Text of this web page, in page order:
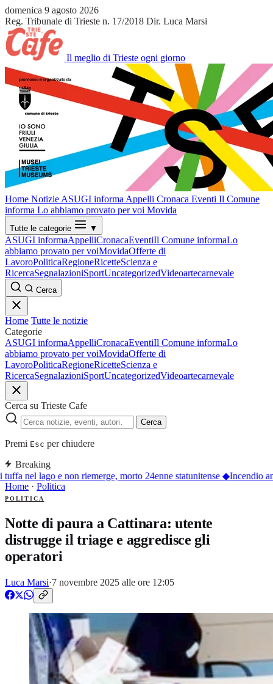
domenica 9 agosto 2026
Reg. Tribunale di Trieste n. 17/2018 Dir. Luca Marsi
Il meglio di Trieste ogni giorno
Home Notizie ASUGI informa Appelli Cronaca Eventi Il Comune
informa Lo abbiamo provato per voi Movida
Tutte le categorie ▼
ASUGI informaAppelliCronacaEventiIl Comune informaLo
abbiamo provato per voiMovidaOfferte di
LavoroPoliticaRegioneRicetteScienza e
RicercaSegnalazioniSportUncategorizedVideoartecarnevale
Cerca
Home Tutte le notizie
Categorie
ASUGI informaAppelliCronacaEventiIl Comune informaLo
abbiamo provato per voiMovidaOfferte di
LavoroPoliticaRegioneRicetteScienza e
RicercaSegnalazioniSportUncategorizedVideoartecarnevale
Cerca su Trieste Cafe
Cerca
Premi Esc per chiudere
Breaking
tuffa nel lago e non riemerge, morto 24enne statunitense◆Incendio
Home · Politica
POLITICA
Notte di paura a Cattinara: utente
distrugge il triage e aggredisce gli
operatori
Luca Marsi·7 novembre 2025 alle ore 12:05